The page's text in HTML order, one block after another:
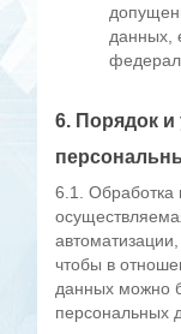
данных,
6. Порядок и
6.1. Обработка
чтобы в
данных можно
персональных